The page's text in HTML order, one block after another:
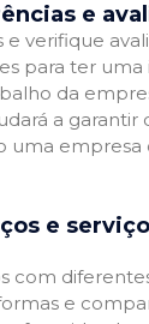
e
e verifique
para ter uma
da
a garantir
uma empresa
e
com
e